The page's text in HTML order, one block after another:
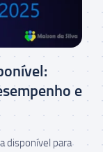
e
disponível para